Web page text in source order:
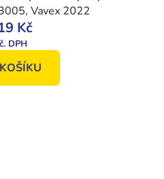
Vavex 2022
Kč